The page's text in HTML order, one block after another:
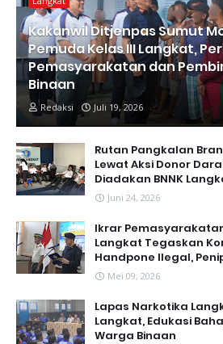
Kakanwil Ditjenpas Sumut
Pemuda Kelas III Langkat,
Pemasyarakatan dan
Binaan
Redaksi Juli 19, 2026
Rutan Pangkalan
Lewat Aksi Donor
Diadakan BNNK
Juni 24, 2026
Ikrar
Langkat Tegaskan
Handpone llegal,
Mei 09, 2026
Lapas Narkotika
Langkat, Edukasi
Warga Binaan